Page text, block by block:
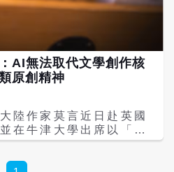
AI無法取代文學創作核
原創精神
陸作家莫言近日赴英國
在牛津大學出席以「好
的對談，同時接受《新